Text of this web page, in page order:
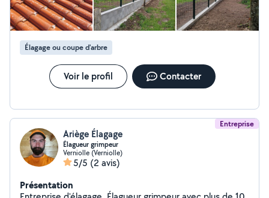
Élagage ou coupe d'arbre
Voir le profil Contacter
Entreprise
Ariège Élagage
Élagueur grimpeur
Verniolle (Verniolle)
5/5 (2 avis)
Présentation